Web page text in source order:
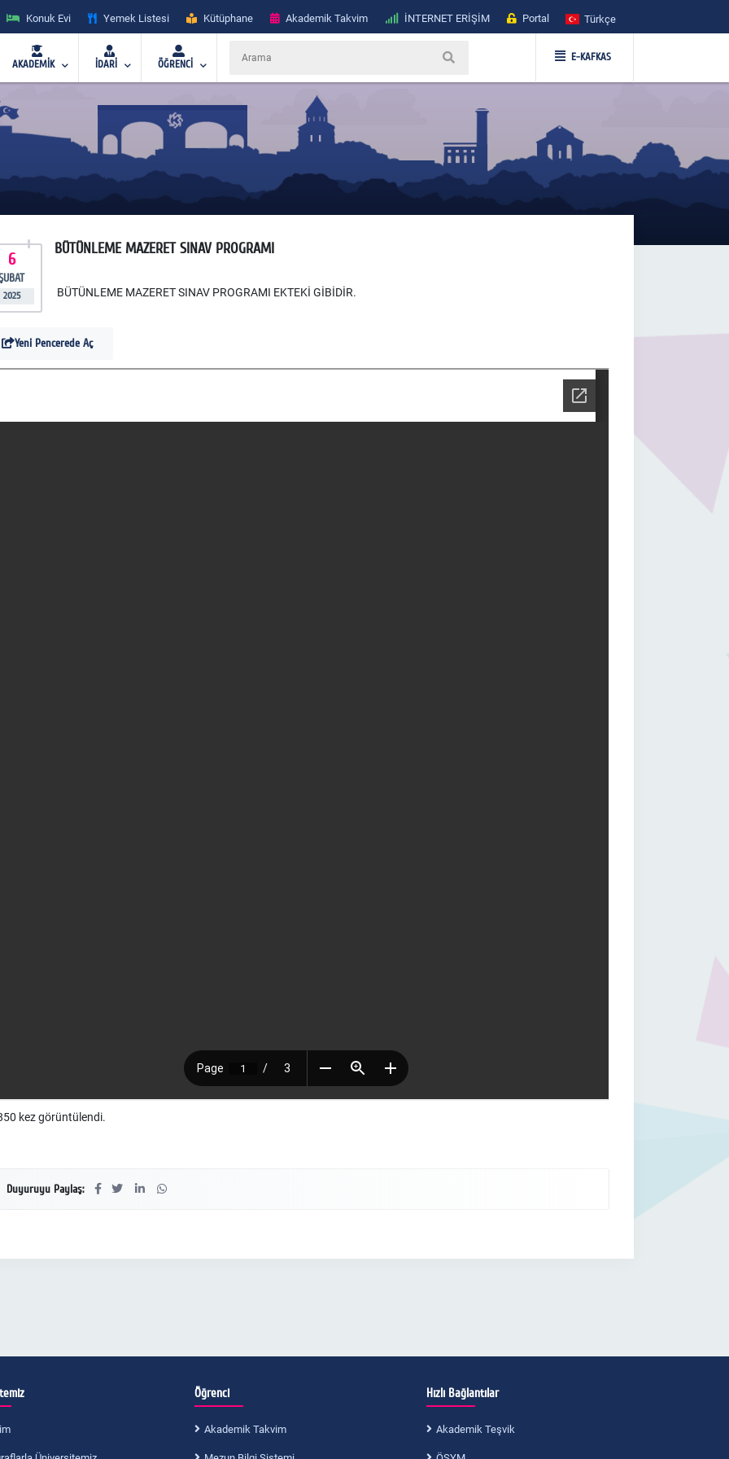
Konuk Evi Yemek Listesi Kütüphane Akademik Takvim İNTERNET ERİŞİM Portal Türkçe
AKADEMİK İDARİ ÖĞRENCİ
E-KAFKAS
6
2025
BÜTÜNLEME MAZERET SINAV PROGRAMI
BÜTÜNLEME MAZERET SINAV PROGRAMI EKTEKİ GİBİDİR.
Yeni Pencerede Aç
kez görüntülendi.
Duyuruyu Paylaş:
Öğrenci
Akademik Takvim
Hızlı Bağlantılar
Akademik Teşvik